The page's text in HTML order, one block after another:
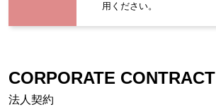
用ください。
CORPORATE CONTRACT
法人契約